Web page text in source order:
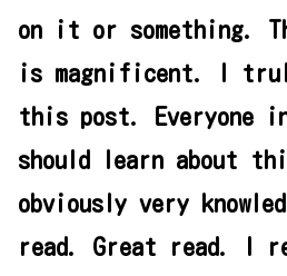
on it or something.
is magnificent. I
this post. Everyone
should learn about
obviously very
read. Great read. I